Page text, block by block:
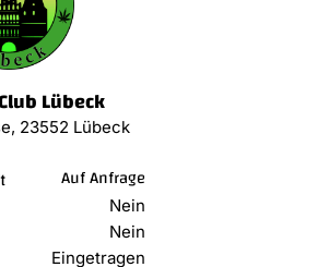
Lübeck
23552 Lübeck
Auf Anfrage
Nein
Nein
Eingetragen